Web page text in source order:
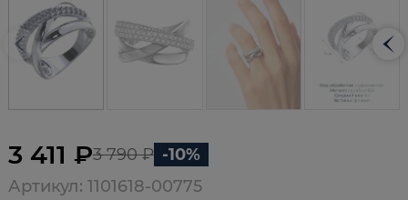
3 411 ₽3 790 ₽ -10%
Артикул: 1101618-00775